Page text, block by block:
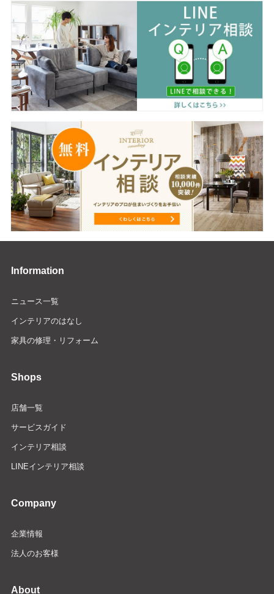
Information
ニュース一覧
インテリアのはなし
家具の修理・リフォーム
Shops
店舗一覧
サービスガイド
インテリア相談
LINEインテリア相談
Company
企業情報
法人のお客様
About